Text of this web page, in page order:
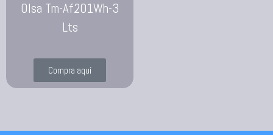
Olsa Tm-Af201Wh-3
Lts
Compra aquí